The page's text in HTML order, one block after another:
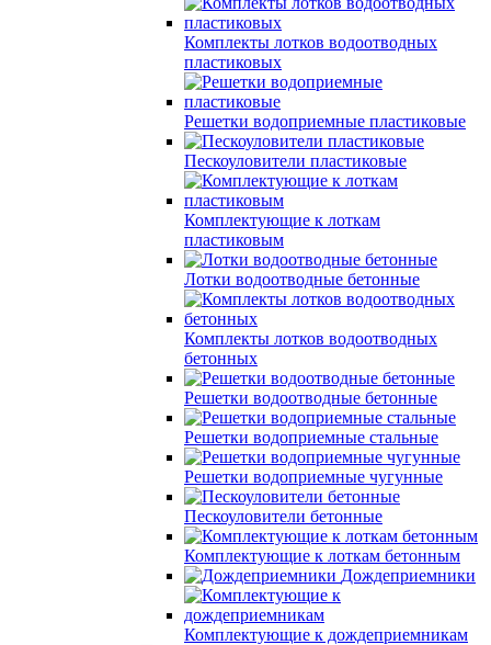
Комплекты лотков водоотводных
пластиковых
Решетки водоприемные пластиковые
Пескоуловители пластиковые
Комплектующие к лоткам
пластиковым
Лотки водоотводные бетонные
Комплекты лотков водоотводных
бетонных
Решетки водоотводные бетонные
Решетки водоприемные стальные
Решетки водоприемные чугунные
Пескоуловители бетонные
Комплектующие к лоткам бетонным
Дождеприемники
Комплектующие к дождеприемникам